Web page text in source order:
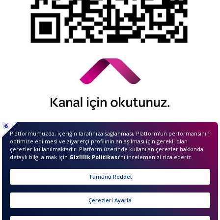
QNBiştirakidir.
sıkcasorulan
Merhaba ben InvestIQ. Size
nasıl yardımcı olabilirim?